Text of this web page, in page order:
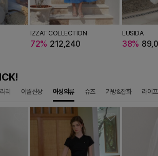
130,500
Slowlolli
77,900
IZZAT COLLECTION
72% 212,240
LUSIDA
38%
리 이월신상 여성의류 슈즈 가방&잡화 라이프